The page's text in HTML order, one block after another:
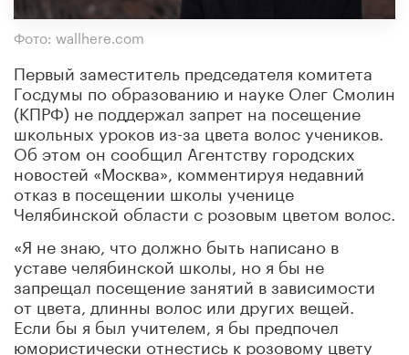
Фото: wallhere.com
Первый заместитель председателя комитета
Госдумы по образованию и науке Олег Смолин
(КПРФ) не поддержал запрет на посещение
школьных уроков из-за цвета волос учеников.
Об этом он сообщил Агентству городских
новостей «Москва», комментируя недавний
отказ в посещении школы ученице
Челябинской области с розовым цветом волос.
«Я не знаю, что должно быть написано в
уставе челябинской школы, но я бы не
запрещал посещение занятий в зависимости
от цвета, длинны волос или других вещей.
Если бы я был учителем, я бы предпочел
юмористически отнестись к розовому цвету